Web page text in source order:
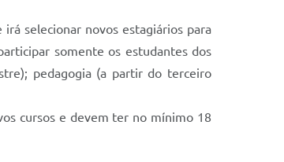
selecionar novos estagiários para
somente os estudantes dos
pedagogia (a partir do terceiro
cursos e devem ter no mínimo 18